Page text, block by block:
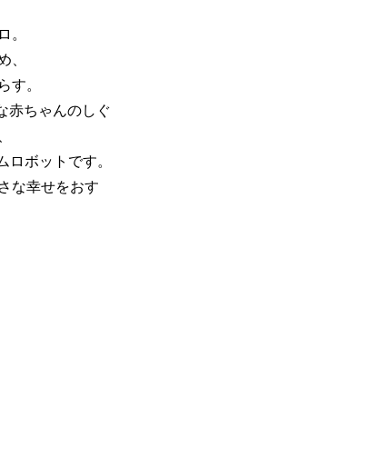
。
、
す。
赤ちゃんのしぐ
ロボットです。
な幸せをおす